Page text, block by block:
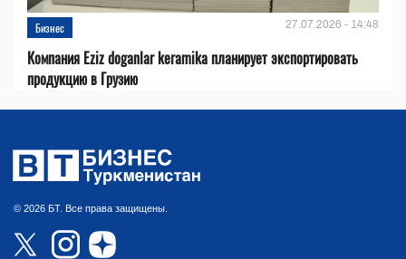
Бизнес 27.07.2026 - 14:48
Компания Eziz doganlar keramika планирует экспортировать
продукцию в Грузию
© 2026 БТ. Все права защищены.